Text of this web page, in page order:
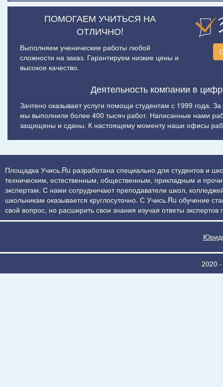
ПОМОГАЕМ УЧИТЬСЯ НА
ОТЛИЧНО!
Выполняем ученические работы любой
сложности на заказ. Гарантируем низкие цены и
высокое качество.
Деятельность компании в
Зачтено оказывает услуги помощи студентам с 1999 года.
мы выполнили более 400 тысяч работ. Написанные нами
защищены и сданы. К настоящему моменту наши офисы
Площадка Учись.Ru разработана специально для студентов и
техническим, естественным, общественным, прикладным и
экспертам. С нами сотрудничают преподаватели школ,
школьникам оказывается круглосуточно. С Учись.Ru обучение
свой вопрос, но расширить свои знания изучая ответы
2020